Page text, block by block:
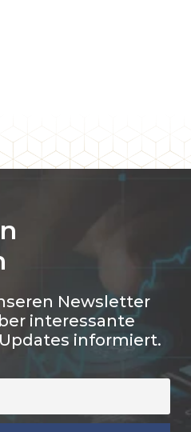
Newsletter
interessante
informiert.